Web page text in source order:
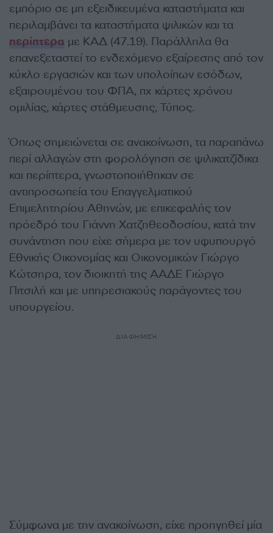
εμπόριο σε μη εξειδικευμένα καταστήματα και
περιλαμβάνει τα καταστήματα ψιλικών και τα
περίπτερα με ΚΑΔ (47.19). Παράλληλα θα
επανεξεταστεί το ενδεχόμενο εξαίρεσης από τον
κύκλο εργασιών και των υπολοίπων εσόδων,
εξαιρουμένου του ΦΠΑ, πχ κάρτες χρόνου
ομιλίας, κάρτες στάθμευσης, Τύπος.
Όπως σημειώνεται σε ανακοίνωση, τα παραπάνω
περί αλλαγών στη φορολόγηση σε ψιλικατζίδικα
και περίπτερα, γνωστοποιήθηκαν σε
αντιπροσωπεία του Επαγγελματικού
Επιμελητηρίου Αθηνών, με επικεφαλής τον
πρόεδρό του Γιάννη Χατζηθεοδοσίου, κατά την
συνάντηση που είχε σήμερα με τον υφυπουργό
Εθνικής Οικονομίας και Οικονομικών Γιώργο
Κώτσηρα, τον διοικητή της ΑΑΔΕ Γιώργο
Πιτσιλή και με υπηρεσιακούς παράγοντες του
υπουργείου.
ΔΙΑΦΗΜΙΣΗ
Σύμφωνα με την ανακοίνωση, είχε προηγηθεί μία